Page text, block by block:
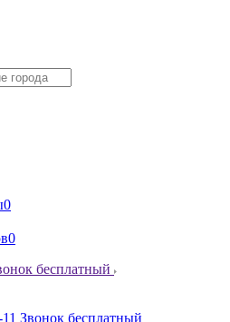
0
0
бесплатный
Звонок бесплатный